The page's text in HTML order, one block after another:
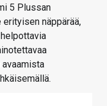
5 Plussan
näppärää,